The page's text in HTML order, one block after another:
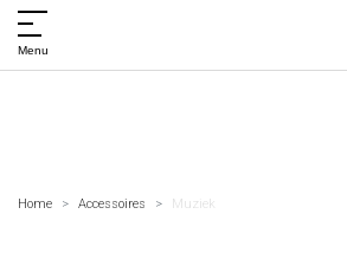
Menu
Home Accessoires Muziek